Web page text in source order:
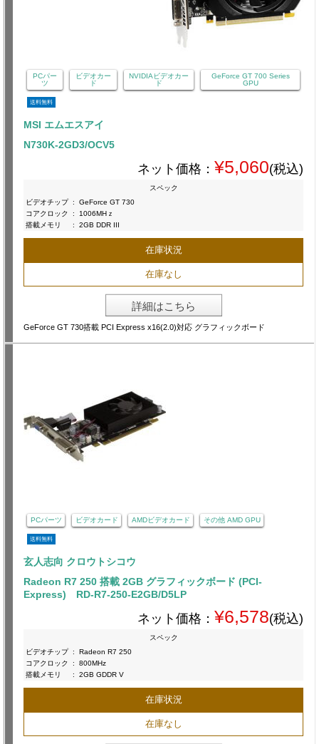
PCパー
ツ
ビデオカー
ド
NVIDIAビデオカー
ド
GeForce GT 700 Series
GPU
送料無料
MSI エムエスアイ
N730K-2GD3/OCV5
ネット価格： ¥5,060(税込)
スペック
ビデオチップ :
GeForce GT 730
コアクロック
:
1006MHｚ
搭載メモリ
: 2GB DDR III
在庫状況
在庫なし
詳細はこちら
GeForce GT 730搭載 PCI Express x16(2.0)対応 グラフィックボード
PCパーツ ビデオカード AMDビデオカード その他 AMD GPU
送料無料
玄人志向 クロウトシコウ
Radeon R7 250 搭載 2GB グラフィックボード (PCI-
Express) RD-R7-250-E2GB/D5LP
ネット価格： ¥6,578(税込)
スペック
ビデオチップ :
Radeon R7 250
コアクロック
:
800MHz
搭載メモリ
: 2GB GDDR V
在庫状況
在庫なし